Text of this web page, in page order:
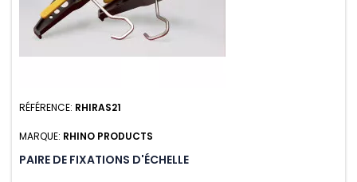
RÉFÉRENCE: RHIRAS21
MARQUE: RHINO PRODUCTS
PAIRE DE FIXATIONS D'ÉCHELLE